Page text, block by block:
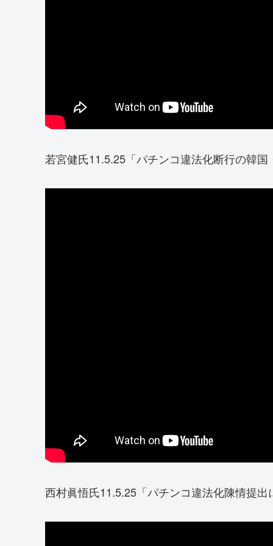
若宮健氏11.5.25「パチンコ違法化断行の韓国
西村眞悟氏11.5.25「パチンコ違法化陳情提出